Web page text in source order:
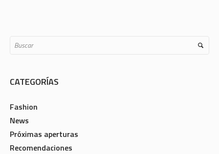
CATEGORÍAS
Fashion
News
Próximas aperturas
Recomendaciones